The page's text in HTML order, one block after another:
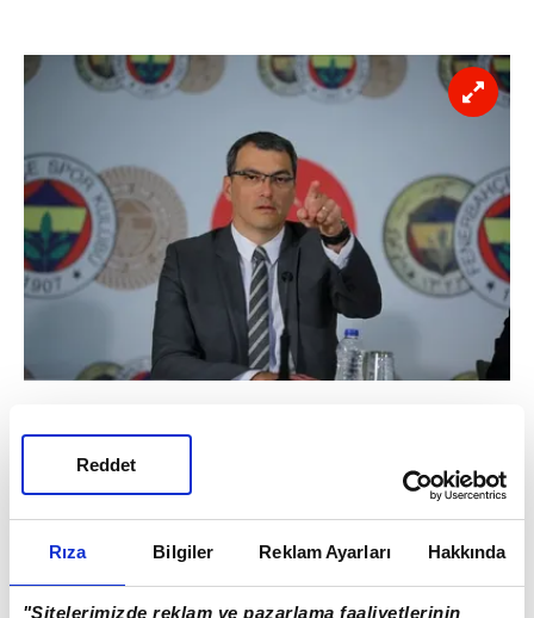
Rıza Bilgiler Reklam Ayarları Hakkında
"Sitelerimizde reklam ve pazarlama faaliyetlerinin
Reddet
direktör Damien Comolli, yemek salonundan
takımın şoförü Cemal Karakış'ı çıkardı.